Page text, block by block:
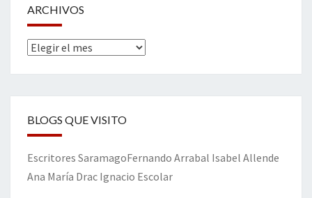
ARCHIVOS
Archivos
BLOGS QUE VISITO
Escritores SaramagoFernando Arrabal Isabel Allende
Ana María Drac Ignacio Escolar